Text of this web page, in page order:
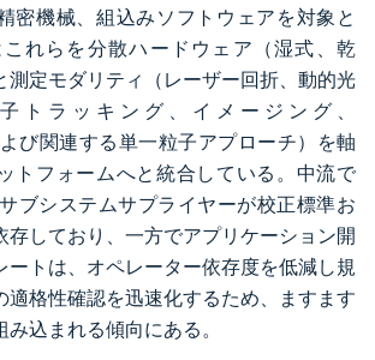
密機械、組込みソフトウェアを対象と
これらを分散ハードウェア（湿式、乾
測定モダリティ（レーザー回折、動的光
トラッキング、イメージング、
よび関連する単一粒子アプローチ）を軸
トフォームへと統合している。中流で
ブシステムサプライヤーが校正標準お
存しており、一方でアプリケーション開
ートは、オペレーター依存度を低減し規
適格性確認を迅速化するため、ますます
込まれる傾向にある。